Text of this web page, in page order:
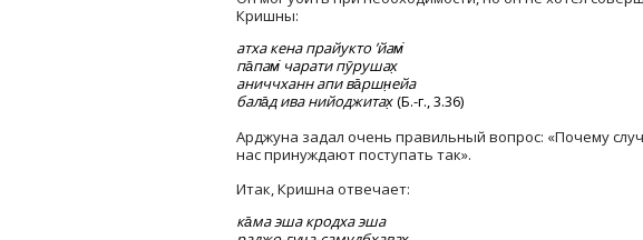
Кришны:
атха кена прайукто ’йам̇
па̄пам̇ чарати пӯрушах̣
аниччханн апи ва̄ршн̣ейа
бала̄д ива нийоджитах̣(Б.-г., 3.36)
Арджуна задал очень правильный вопрос: «Почему
нас принуждают поступать так».
Итак, Кришна отвечает:
ка̄ма эша кродха эша